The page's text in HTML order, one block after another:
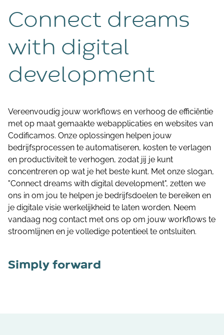
Connect dreams
with digital
development
Vereenvoudig jouw workflows en verhoog de efficiëntie
met op maat gemaakte webapplicaties en websites van
Codificamos. Onze oplossingen helpen jouw
bedrijfsprocessen te automatiseren, kosten te verlagen
en productiviteit te verhogen, zodat jij je kunt
concentreren op wat je het beste kunt. Met onze slogan,
"Connect dreams with digital development", zetten we
ons in om jou te helpen je bedrijfsdoelen te bereiken en
je digitale visie werkelijkheid te laten worden. Neem
vandaag nog contact met ons op om jouw workflows te
stroomlijnen en je volledige potentieel te ontsluiten.
Simply forward